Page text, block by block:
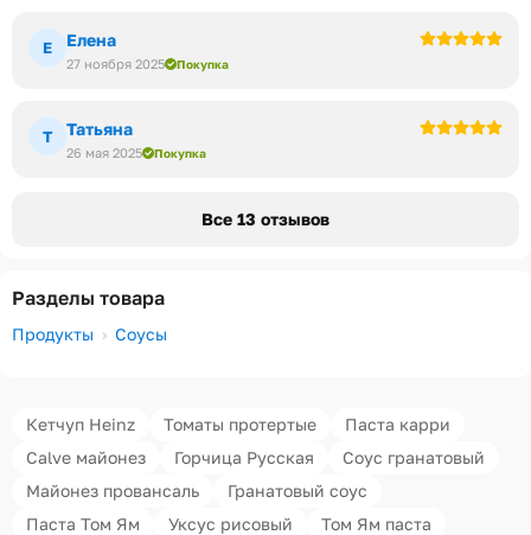
Е Елена
27 ноября 2025 Покупка
Т Татьяна
26 мая 2025 Покупка
Все 13 отзывов
Разделы товара
Продукты Соусы
Кетчуп Heinz Томаты протертые
Паста карри
Calve майонез
Горчица Русская
Соус гранатовый
Майонез провансаль
Гранатовый соус
Паста Том Ям
Уксус рисовый
Том Ям паста